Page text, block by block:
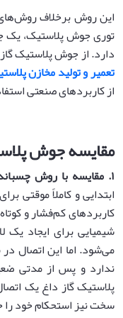
این روش برخلاف
توری جوش پلاستیک، یک
دارد. از جوش پلاستیک
تعمیر و تولید مخازن
از کاربردهای صنعتی
مقایسه جوش
۱.مقایسه با روش
ابتدایی و کاملاً موقتی
کاربردهای کم‌فشار و
شیمیایی برای ایجاد یک
می‌شود. اما این اتصال در
ندارد و پس از مدتی
پلاستیک گاز داغ یک
سخت نیز استحکام خود